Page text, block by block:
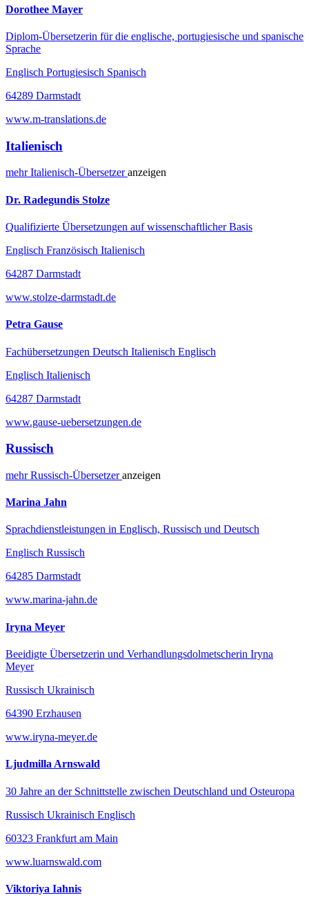
Dorothee Mayer
Diplom-Übersetzerin für die englische, portugiesische und spanische
Sprache
Englisch Portugiesisch Spanisch
64289 Darmstadt
www.m-translations.de
Italienisch
mehrItalienisch-Übersetzeranzeigen
Dr. Radegundis Stolze
Qualifizierte Übersetzungen auf wissenschaftlicher Basis
Englisch Französisch Italienisch
64287 Darmstadt
www.stolze-darmstadt.de
Petra Gause
Fachübersetzungen Deutsch Italienisch Englisch
Englisch Italienisch
64287 Darmstadt
www.gause-uebersetzungen.de
Russisch
mehrRussisch-Übersetzeranzeigen
Marina Jahn
Sprachdienstleistungen in Englisch, Russisch und Deutsch
Englisch Russisch
64285 Darmstadt
www.marina-jahn.de
Iryna Meyer
Beeidigte Übersetzerin und Verhandlungsdolmetscherin Iryna
Meyer
Russisch Ukrainisch
64390 Erzhausen
www.iryna-meyer.de
Ljudmilla Arnswald
30 Jahre an der Schnittstelle zwischen Deutschland und Osteuropa
Russisch Ukrainisch Englisch
60323 Frankfurt am Main
www.luarnswald.com
Viktoriya Iahnis